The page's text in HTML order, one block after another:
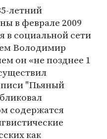
летний
в феврале 2009
в социальной сети
Володимир
он «не позднее 1
"Пьяный
содержатся
как